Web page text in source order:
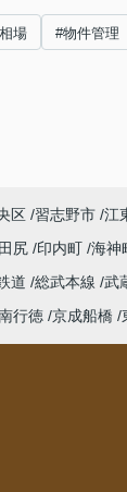
場 #物件管理
区 習志野市 江
田尻 印内町 海神
道 総武本線 武
行徳 京成船橋